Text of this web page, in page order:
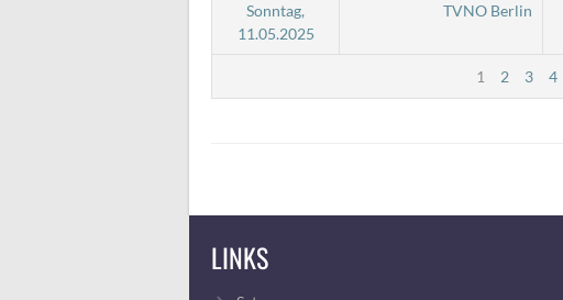
Sonntag,
11.05.2025
TVNO Berlin
1 2 3 4
LINKS